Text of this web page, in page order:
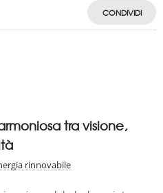
CONDIVIDI
tra visione,
rinnovabile